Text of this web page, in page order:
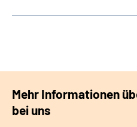
Mehr Informationen
bei uns